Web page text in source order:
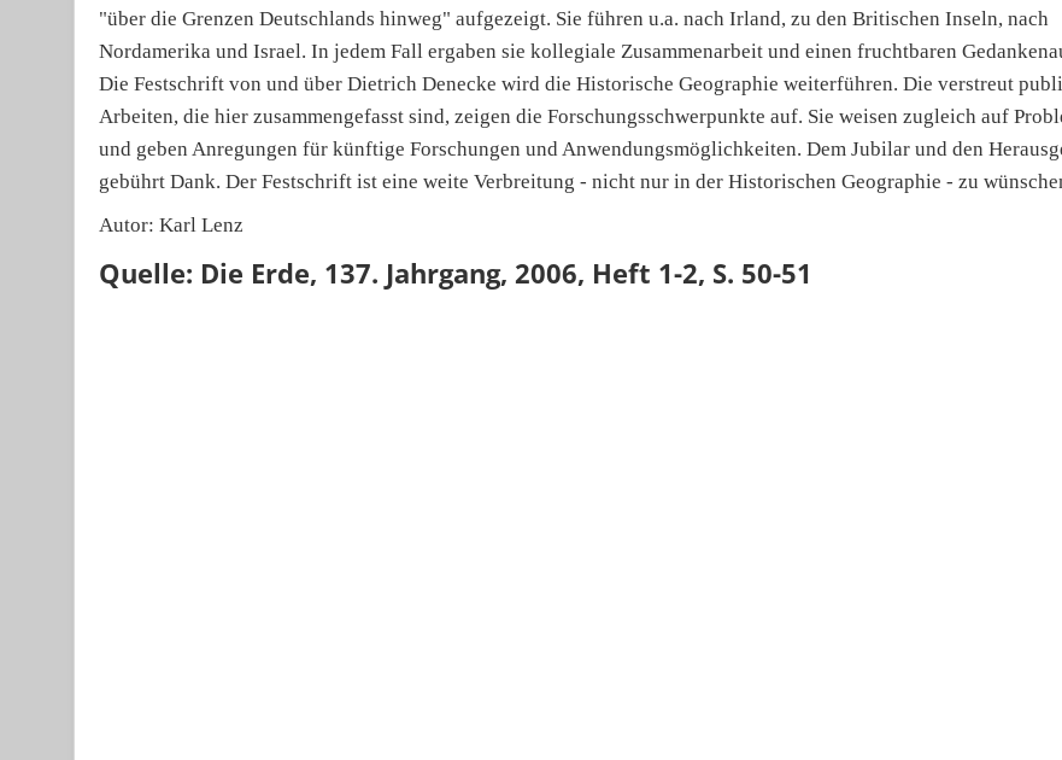
"über die Grenzen Deutschlands hinweg" aufgezeigt. Sie führen u.a. nach Irland, zu den Britischen Inseln, nach
Nordamerika und Israel. In jedem Fall ergaben sie kollegiale Zusammenarbeit und einen fruchtbaren
Die Festschrift von und über Dietrich Denecke wird die Historische Geographie weiterführen. Die verstreut
Arbeiten, die hier zusammengefasst sind, zeigen die Forschungsschwerpunkte auf. Sie weisen zugleich auf
und geben Anregungen für künftige Forschungen und Anwendungsmöglichkeiten. Dem Jubilar und den
gebührt Dank. Der Festschrift ist eine weite Verbreitung - nicht nur in der Historischen Geographie - zu
Autor: Karl Lenz
Quelle: Die Erde, 137. Jahrgang, 2006, Heft 1-2, S. 50-51